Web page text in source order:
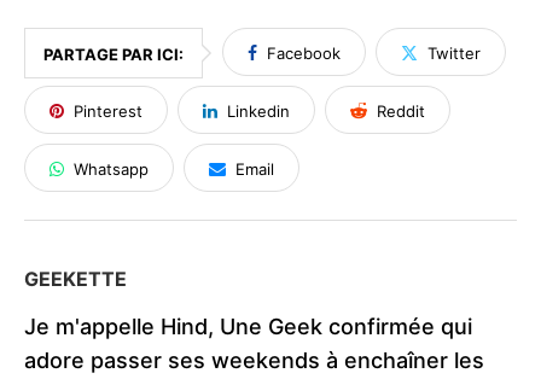
PARTAGE PAR ICI: Facebook Twitter
Pinterest Linkedin Reddit
Whatsapp Email
GEEKETTE
Je m'appelle Hind, Une Geek confirmée qui
adore passer ses weekends à enchaîner les